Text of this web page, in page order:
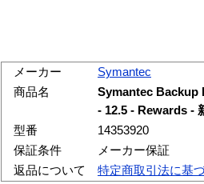
メーカー
Symantec
商品名
Symantec Backup
- 12.5 - Rewards -
型番
14353920
保証条件
メーカー保証
返品について
特定商取引法に基